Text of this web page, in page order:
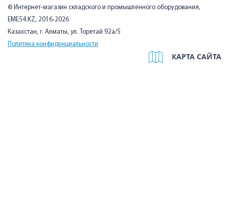
© Интернет-магазин складского и промышленного оборудования,
EME54.KZ, 2016-2026
Казахстан, г. Алматы, ул. Торетай 92а/5
Политика конфиденциальности
КАРТА САЙТА